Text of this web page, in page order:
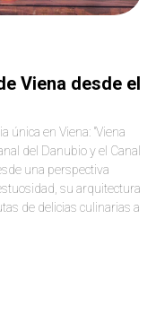
Viena desde el
única en Viena: "Viena
del Danubio y el Canal
una perspectiva
su arquitectura
de delicias culinarias a